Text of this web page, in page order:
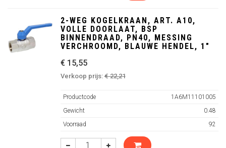
2-WEG KOGELKRAAN, ART. A10,
VOLLE DOORLAAT, BSP
BINNENDRAAD, PN40, MESSING
VERCHROOMD, BLAUWE HENDEL, 1"
€ 15,55
Verkoop prijs:€ 22,21
Productcode
1A6M11101005
Gewicht
0.48
Voorraad
92